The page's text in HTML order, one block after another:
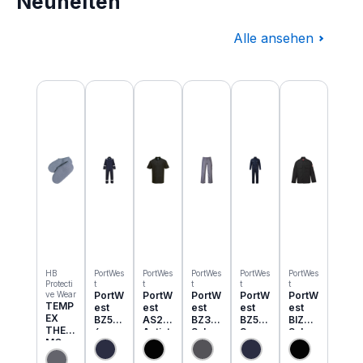
Alle ansehen
Produktgalerie überspringen
HB
Protecti
ve Wear
TEMP
EX
THER
MO
Einzie
PortWes
t
PortW
est
BZ50
6
Classi
c
PortWes
t
PortW
est
AS21
Antist
atik
ESD
PortWes
t
PortW
est
BZ31
Schw
eisser
Cargo
PortWes
t
PortW
est
BZ52
3
Bizwe
ld
PortWes
t
PortW
est
BIZ2
Schw
eisser
Jacke